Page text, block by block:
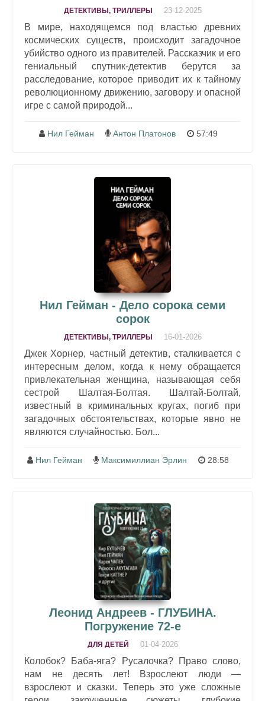
ДЕТЕКТИВЫ, ТРИЛЛЕРЫ 23-12-2025
В мире, находящемся под властью древних
космических существ, происходит загадочное
убийство одного из правителей. Рассказчик и его
гениальный спутник-детектив берутся за
расследование, которое приводит их к тайному
революционному движению, заговору и опасной
игре с самой природой...
Нил Гейман Антон Платонов 57:49
Нил Гейман - Дело сорока семи
сорок
ДЕТЕКТИВЫ, ТРИЛЛЕРЫ 16-01-2026
Джек Хорнер, частный детектив, сталкивается с
интересным делом, когда к нему обращается
привлекательная женщина, называющая себя
сестрой Шалтая-Болтая. Шалтай-Болтай,
известный в криминальных кругах, погиб при
загадочных обстоятельствах, которые явно не
являются случайностью. Бол...
Нил Гейман Максимиллиан Эрлин 28:58
Леонид Андреев - ГЛУБИНА.
Погружение 72-е
ДЛЯ ДЕТЕЙ 01-04-2026
Колобок? Баба-яга? Русалочка? Право слово,
нам не десять лет! Взрослеют люди —
взрослеют и сказки. Теперь это уже сложные